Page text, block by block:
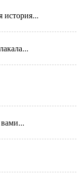
история...